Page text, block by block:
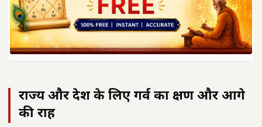
राज्य और देश के लिए गर्व का क्षण और आगे
की राह